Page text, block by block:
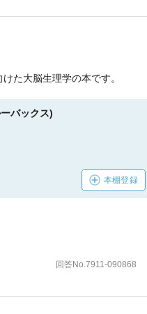
た大脳生理学の本です。
バックス)
本棚登録
回答No.7911-090868